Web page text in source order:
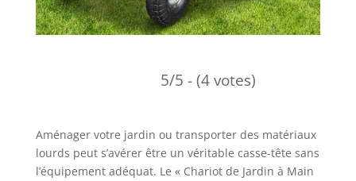
5/5 - (4 votes)
Aménager votre jardin ou transporter des matériaux
lourds peut s’avérer être un véritable casse-tête sans
l’équipement adéquat. Le « Chariot de Jardin à Main